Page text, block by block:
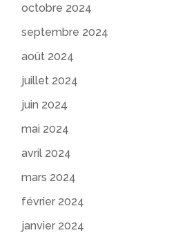
octobre 2024
septembre 2024
août 2024
juillet 2024
juin 2024
mai 2024
avril 2024
mars 2024
février 2024
janvier 2024